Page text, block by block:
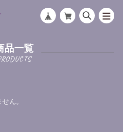
品一覧
ん。